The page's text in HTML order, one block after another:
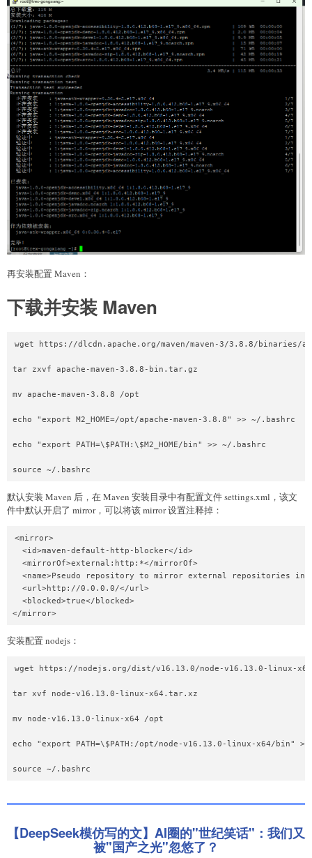
再安装配置 Maven：
下载并安装 Maven
wget https://dlcdn.apache.org/maven/maven-3/3.8.8/binaries/
tar zxvf apache-maven-3.8.8-bin.tar.gz
mv apache-maven-3.8.8 /opt
echo "export M2_HOME=/opt/apache-maven-3.8.8" >> ~/.bashrc
echo "export PATH=\$PATH:\$M2_HOME/bin" >> ~/.bashrc
默认安装 Maven 后，在 Maven 安装目录中有配置文件 settings.xml，该文
件中默认开启了 mirror，可以将该 mirror 设置注释掉：
<mirror>
  <id>maven-default-http-blocker</id>
  <mirrorOf>external:http:*</mirrorOf>
<name>Pseudo repository to mirror external repositories
  <url>http://0.0.0.0/</url>
  <blocked>true</blocked>
安装配置 nodejs：
wget https://nodejs.org/dist/v16.13.0/node-v16.13.0-linux-
tar xvf node-v16.13.0-linux-x64.tar.xz
mv node-v16.13.0-linux-x64 /opt
echo "export PATH=\$PATH:/opt/node-v16.13.0-linux-x64/bin"
【DeepSeek模仿写的文】AI圈的"世纪笑话"：我们又
被"国产之光"忽悠了？